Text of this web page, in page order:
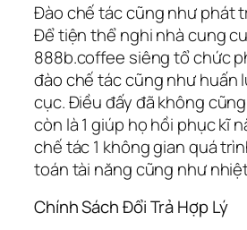
Đào chế tác cũng như phát
Để tiện thể nghi nhà cung
888b.coffee siêng tổ chức
đào chế tác cũng như huấn
cục. Điều đấy đã không
còn là 1 giúp họ hồi phục kĩ
chế tác 1 không gian quá
toán tài năng cũng như
Chính Sách Đổi Trả Hợp Lý